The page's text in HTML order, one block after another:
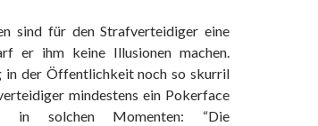
sind für den Strafverteidiger eine
er ihm keine Illusionen machen.
in der Öffentlichkeit noch so skurril
mindestens ein Pokerface
in solchen Momenten: “Die